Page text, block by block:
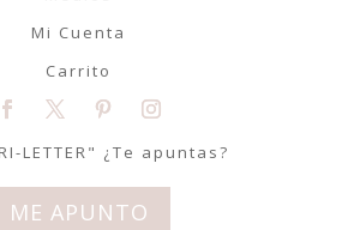
Mi Cuenta
Carrito
LETTER" ¿Te apuntas?
ME APUNTO